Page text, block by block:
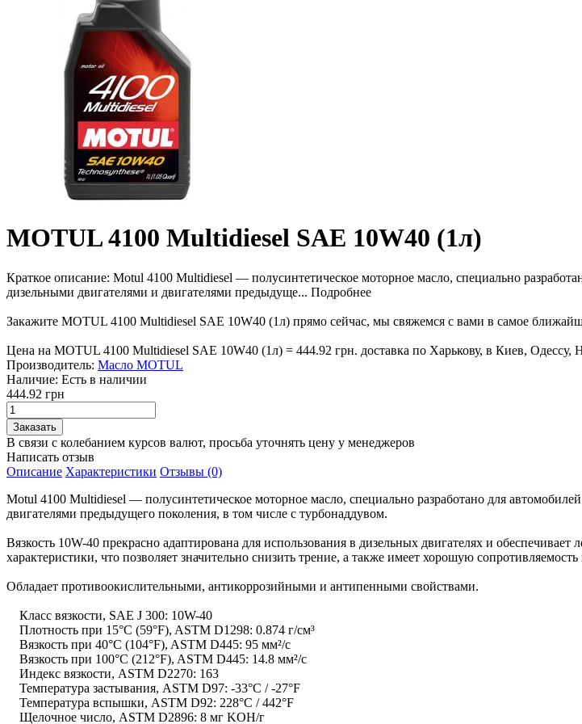
MOTUL 4100 Multidiesel SAE 10W40 (1л)
Краткое описание: Motul 4100 Multidiesel — полусинтетическое моторное масло, специально
дизельными двигателями и двигателями предыдуще... Подробнее
Закажите MOTUL 4100 Multidiesel SAE 10W40 (1л) прямо сейчас, мы свяжемся с вами в самое
Цена на MOTUL 4100 Multidiesel SAE 10W40 (1л) = 444.92 грн. доставка по Харькову, в Киев, Одессу,
Производитель: Масло MOTUL
Наличие: Есть в наличии
444.92 грн
В связи с колебанием курсов валют, просьба уточнять цену у менеджеров
Написать отзыв
Описание Характеристики Отзывы (0)
Motul 4100 Multidiesel — полусинтетическое моторное масло, специально разработано для
двигателями предыдущего поколения, в том числе с турбонаддувом.
Вязкость 10W-40 прекрасно адаптирована для использования в дизельных двигателях и
характеристики, что позволяет значительно снизить трение, а также имеет хорошую
Обладает противоокислительными, антикоррозийными и антипенными свойствами.
Класс вязкости, SAE J 300: 10W-40
Плотность при 15°C (59°F), ASTM D1298: 0.874 г/см³
Вязкость при 40°C (104°F), ASTM D445: 95 мм²/с
Вязкость при 100°C (212°F), ASTM D445: 14.8 мм²/с
Индекс вязкости, ASTM D2270: 163
Температура застывания, ASTM D97: -33°C / -27°F
Температура вспышки, ASTM D92: 228°C / 442°F
Щелочное число, ASTM D2896: 8 мг KOH/г